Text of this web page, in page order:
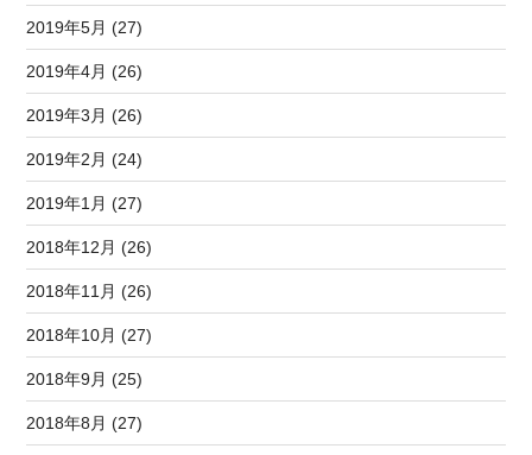
2019年5月 (27)
2019年4月 (26)
2019年3月 (26)
2019年2月 (24)
2019年1月 (27)
2018年12月 (26)
2018年11月 (26)
2018年10月 (27)
2018年9月 (25)
2018年8月 (27)